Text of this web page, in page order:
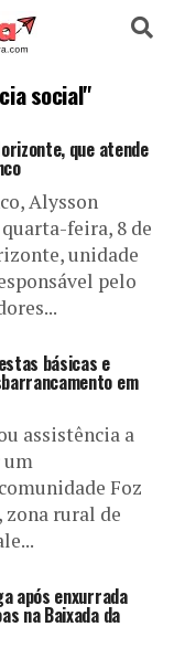
ESPORTE
social"
que atende
Alysson
feira, 8 de
unidade
pelo
básicas e
em
assistência a
Foz
zona rural de
após enxurrada
na Baixada da